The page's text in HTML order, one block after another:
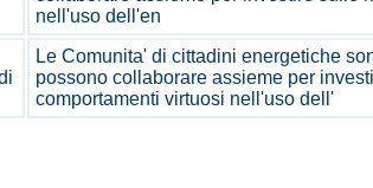
nell'uso dell'en
Le Comunita' di cittadini energetiche
possono collaborare assieme per
comportamenti virtuosi nell'uso dell'